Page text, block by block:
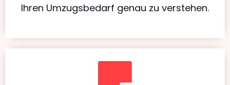
Ihren Umzugsbedarf genau zu verstehen.